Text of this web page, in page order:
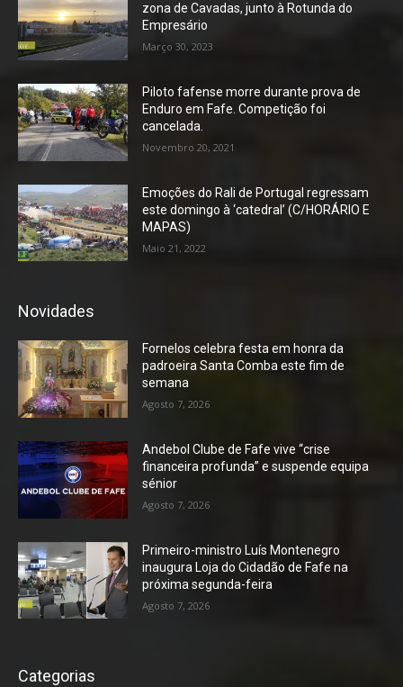
zona de Cavadas, junto à Rotunda do
Empresário
Março 30, 2023
Piloto fafense morre durante prova de
Enduro em Fafe. Competição foi
cancelada.
Novembro 20, 2021
Emoções do Rali de Portugal regressam
este domingo à ‘catedral’ (C/HORÁRIO E
MAPAS)
Maio 21, 2022
Novidades
Fornelos celebra festa em honra da
padroeira Santa Comba este fim de
semana
Agosto 7, 2026
Andebol Clube de Fafe vive “crise
financeira profunda” e suspende equipa
sénior
Agosto 7, 2026
Primeiro-ministro Luís Montenegro
inaugura Loja do Cidadão de Fafe na
próxima segunda-feira
Agosto 7, 2026
Categorias